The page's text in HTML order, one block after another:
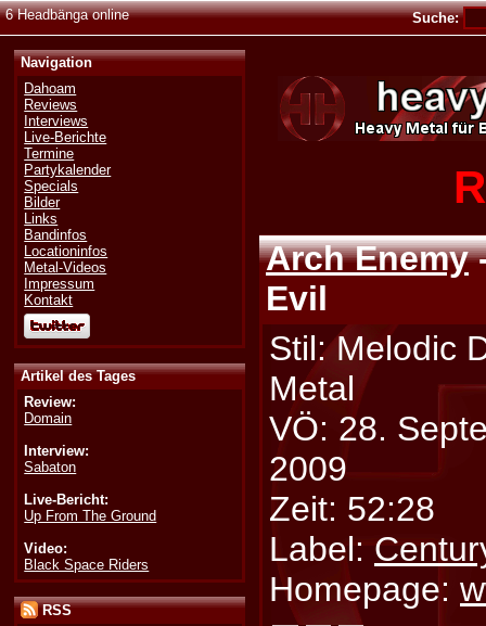
6 Headbänga online Suche:
Navigation
Dahoam
Reviews
Interviews
Live-Berichte
Termine
Partykalender
Specials
Bilder
Links
Bandinfos
Locationinfos
Metal-Videos
Impressum
Kontakt
Artikel des Tages
Review:
Domain
Interview:
Sabaton
Live-Bericht:
Up From The Ground
Video:
Black Space Riders
RSS
Arch Enemy
Evil
Stil: Melodic
Metal
VÖ: 28.
2009
Zeit: 52:28
Label:
Homepage: